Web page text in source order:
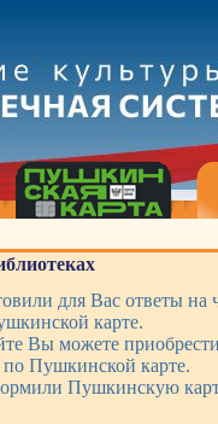
для Вас ответы на
карте.
Вы можете
Пушкинской карте.
Пушкинскую